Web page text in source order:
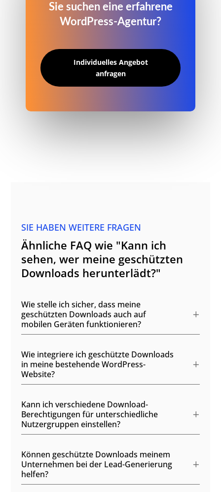
Sie suchen eine erfahrene
WordPress-Agentur?
Individuelles Angebot
anfragen
SIE HABEN WEITERE FRAGEN
Ähnliche FAQ wie "Kann ich
sehen, wer meine geschützten
Downloads herunterlädt?"
Wie stelle ich sicher, dass meine
geschützten Downloads auch auf
mobilen Geräten funktionieren?
Wie integriere ich geschützte Downloads
in meine bestehende WordPress-
Website?
Kann ich verschiedene Download-
Berechtigungen für unterschiedliche
Nutzergruppen einstellen?
Können geschützte Downloads meinem
Unternehmen bei der Lead-Generierung
helfen?